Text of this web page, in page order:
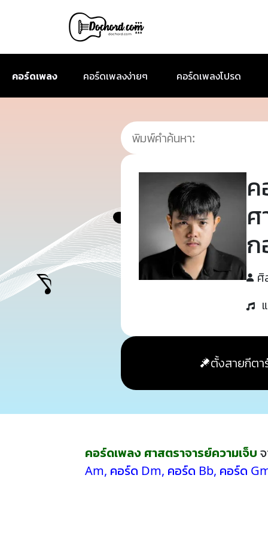
คอร์ดเพลง คอร์ดเพลงง่ายๆ คอร์ดเพลงโปรด
ศ
ศิ
ตั้งสายกีตา
คอร์ดเพลง ศาสตราจารย์ความเจ็บ
Am, คอร์ด Dm, คอร์ด Bb, คอร์ด